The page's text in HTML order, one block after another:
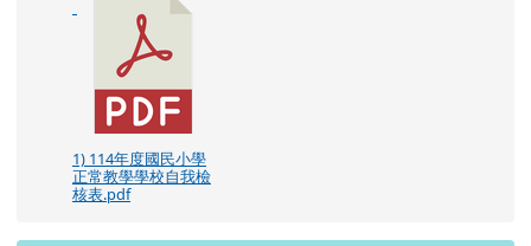
1) 114年度國民小學
正常教學學校自我檢
核表.pdf